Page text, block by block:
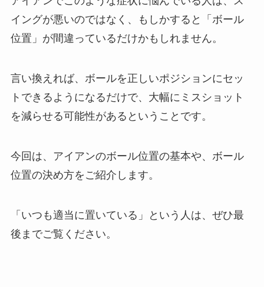
イングが悪いのではなく、もしかすると「ボール
位置」が間違っているだけかもしれません。
言い換えれば、ボールを正しいポジションにセッ
トできるようになるだけで、大幅にミスショット
を減らせる可能性があるということです。
今回は、アイアンのボール位置の基本や、ボール
位置の決め方をご紹介します。
「いつも適当に置いている」という人は、ぜひ最
後までご覧ください。